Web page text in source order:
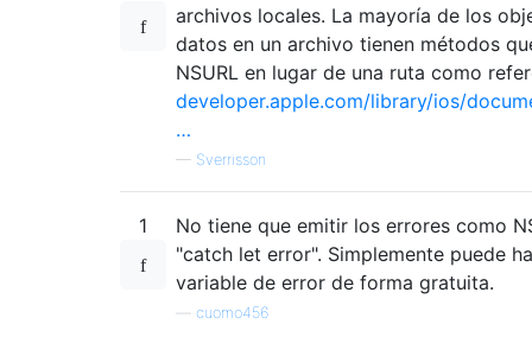
archivos locales. La mayoría de los
datos en un archivo tienen métodos
NSURL en lugar de una ruta como
developer.apple.com/library/ios/
…
— Sverrisson
1
No tiene que emitir los errores como
"catch let error". Simplemente puede
variable de error de forma gratuita.
cuomo456